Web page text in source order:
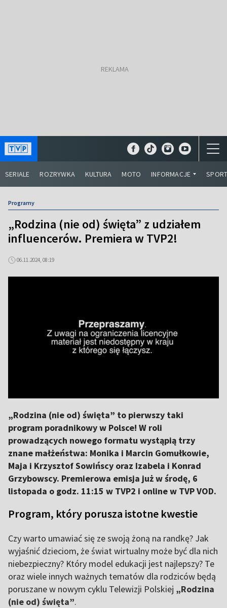
SERIALE ROZRYWKA KULTURA MOTO INFORMACJE
Programy
„Rodzina (nie od) święta” z udziałem
influencerów. Premiera w TVP2!
06.11.2024, 08:19
„Rodzina (nie od) święta” to pierwszy taki
program poradnikowy w Polsce! W roli
prowadzących nowego formatu wystąpią trzy
znane małżeństwa: Monika i Marcin Gomułkowie,
Maja i Krzysztof Sowińscy oraz Izabela i Konrad
Grzybowscy. Premierowa emisja już w środę, 6
listopada o godz. 11:15 w TVP2 i online w TVP VOD.
Program, który porusza istotne kwestie
Czy warto umawiać się ze swoją żoną na randkę? Jak
wyjaśnić dzieciom, że świat wirtualny może być dla nich
niebezpieczny? Który model edukacji jest najlepszy? Te
oraz wiele innych ważnych tematów dla rodziców będą
poruszane w nowym cyklu Telewizji Polskiej „Rodzina
(nie od) święta”.